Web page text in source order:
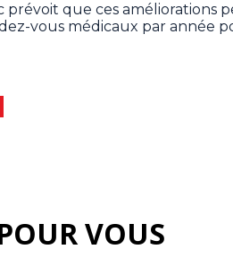
que ces améliorations
vous médicaux par année
VOUS